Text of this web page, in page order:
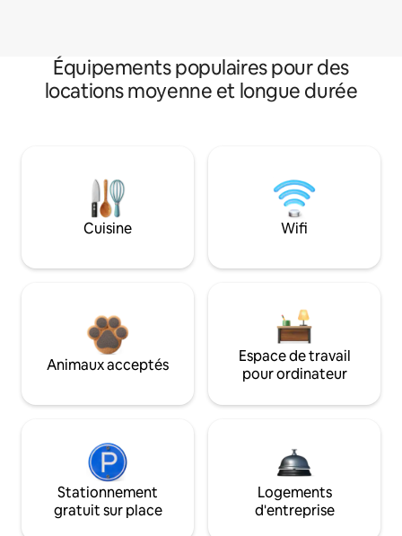
Équipements populaires pour des
locations moyenne et longue durée
Cuisine Wifi
Animaux acceptés
Espace de travail
pour ordinateur
Stationnement
gratuit sur place
Logements
d'entreprise